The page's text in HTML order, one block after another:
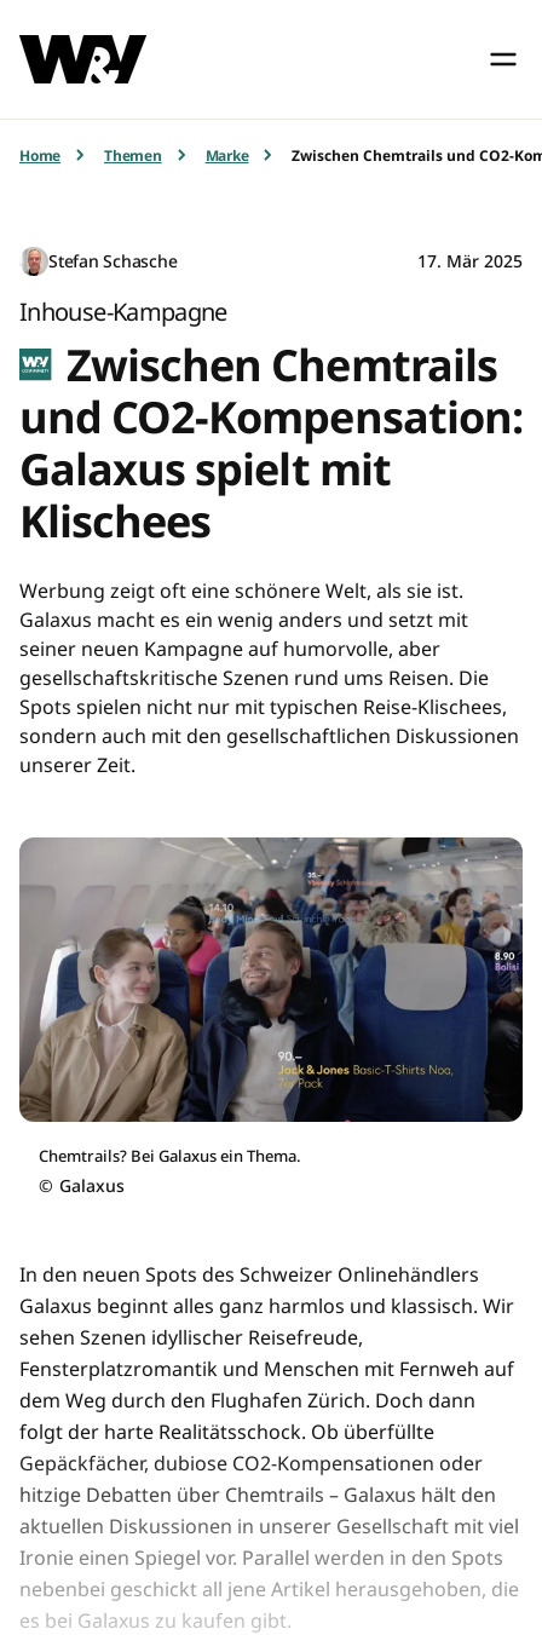
Home Themen Marke Zwischen Chemtrails und CO2-
Stefan Schasche 17. Mär 2025
Inhouse-Kampagne
Zwischen Chemtrails
und CO2-Kompensation:
Galaxus spielt mit
Klischees
Werbung zeigt oft eine schönere Welt, als sie ist.
Galaxus macht es ein wenig anders und setzt mit
seiner neuen Kampagne auf humorvolle, aber
gesellschaftskritische Szenen rund ums Reisen. Die
Spots spielen nicht nur mit typischen Reise-Klischees,
sondern auch mit den gesellschaftlichen Diskussionen
unserer Zeit.
Chemtrails? Bei Galaxus ein Thema.
© Galaxus
In den neuen Spots des Schweizer Onlinehändlers
Galaxus beginnt alles ganz harmlos und klassisch. Wir
sehen Szenen idyllischer Reisefreude,
Fensterplatzromantik und Menschen mit Fernweh auf
dem Weg durch den Flughafen Zürich. Doch dann
folgt der harte Realitätsschock. Ob überfüllte
Gepäckfächer, dubiose CO2-Kompensationen oder
hitzige Debatten über Chemtrails – Galaxus hält den
aktuellen Diskussionen in unserer Gesellschaft mit viel
Ironie einen Spiegel vor. Parallel werden in den Spots
nebenbei geschickt all jene Artikel herausgehoben, die
es bei Galaxus zu kaufen gibt.